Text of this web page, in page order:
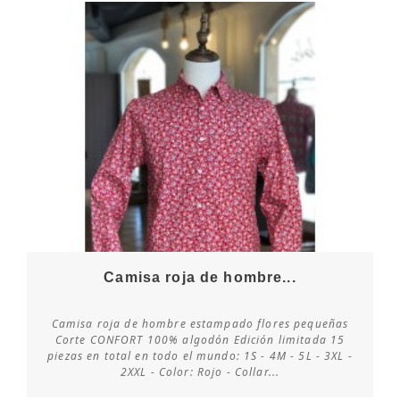
Consultar disponibilidad
Camisa roja de hombre...
Camisa roja de hombre estampado flores pequeñas
Corte CONFORT 100% algodón Edición limitada 15
piezas en total en todo el mundo: 1S - 4M - 5L - 3XL -
2XXL - Color: Rojo - Collar...